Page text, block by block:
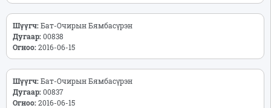
Шүүгч:Бат-Очирын Бямбасүрэн
Дугаар:00838
Огноо:2016-06-15
Шүүгч:Бат-Очирын Бямбасүрэн
Дугаар:00837
Огноо:2016-06-15